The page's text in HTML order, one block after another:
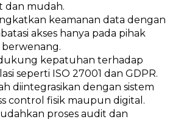
dan mudah.
keamanan data dengan
akses hanya pada pihak
kepatuhan terhadap
seperti ISO 27001 dan GDPR.
diintegrasikan dengan sistem
control fisik maupun digital.
proses audit dan